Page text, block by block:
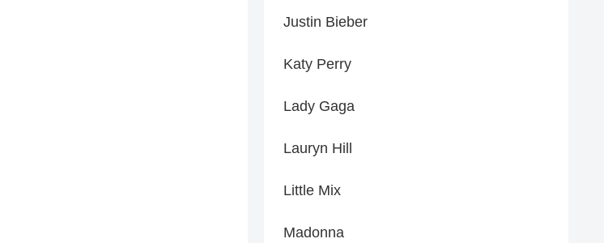
Justin Bieber
Katy Perry
Lady Gaga
Lauryn Hill
Little Mix
Madonna